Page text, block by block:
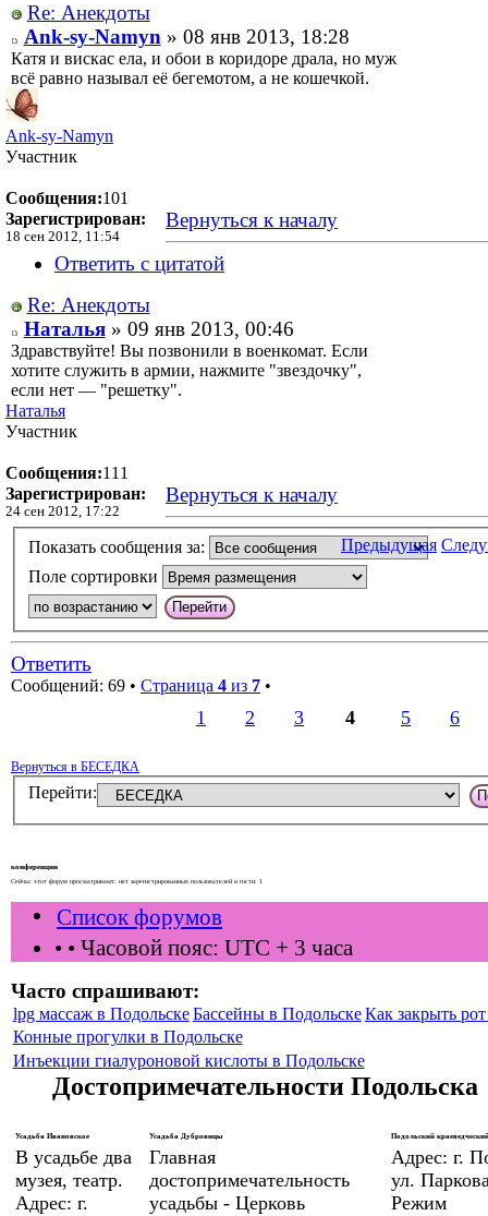
Re: Анекдоты
Ank-sy-Namyn» 08 янв 2013, 18:28
Катя и вискас ела, и обои в коридоре драла, но муж
всё равно называл её бегемотом, а не кошечкой.
Ank-sy-Namyn
Участник
Сообщения:101
Зарегистрирован:
18 сен 2012, 11:54
Вернуться к началу
Ответить с цитатой
Re: Анекдоты
Наталья» 09 янв 2013, 00:46
Здравствуйте! Вы позвонили в военкомат. Если
хотите служить в армии, нажмите "звездочку",
если нет — "решетку".
Наталья
Участник
Сообщения:111
Зарегистрирован:
24 сен 2012, 17:22
Вернуться к началу
Предыдущая
Показать сообщения за:
Поле сортировки
Ответить
Сообщений: 69 • Страница 4 из 7 •
1 2 3 4 5 6
Вернуться в БЕСЕДКА
Перейти:
конференции
Сейчас этот форум просматривают: нет зарегистрированных пользователей и гости: 1
Список форумов
• • Часовой пояс: UTC + 3 часа
Часто спрашивают:
lpg массаж в Подольске Бассейны в ПодольскеКак закрыть
Конные прогулки в Подольске
Инъекции гиалуроновой кислоты в Подольске
Достопримечательности Подольска
Усадьба Ивановское
В усадьбе два
музея, театр.
Адрес: г.
Усадьба Дубровицы
Главная
достопримечательность
усадьбы - Церковь
Подольский
Адрес: г.
ул.
Режим